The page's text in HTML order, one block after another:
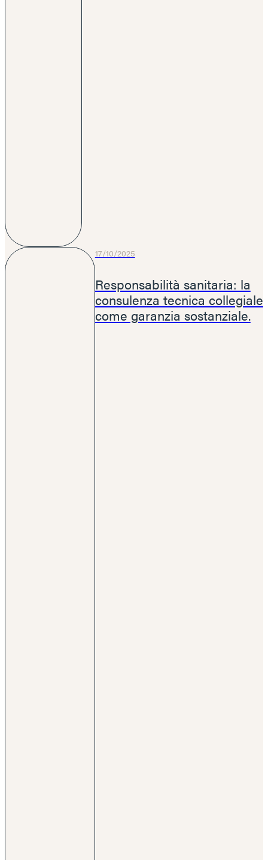
17/10/2025
Responsabilità sanitaria: la
consulenza tecnica collegiale
come garanzia sostanziale.